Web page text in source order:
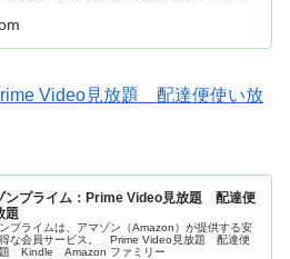
Video見放題 配達便使い放
ンプライム：Prime Video見放題 配達便
題
プライムは、アマゾン（Amazon）が提供する安
得な会員サービス。 Prime Video見放題 配達便
題 Kindle Amazon ファミリー